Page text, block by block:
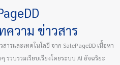
ความ ข่าวสาร
รและเทคโนโลยี จาก SalePageDD เนื้อหา
รวบรวมเรียบเรียงโดยระบบ AI อัจฉริยะ